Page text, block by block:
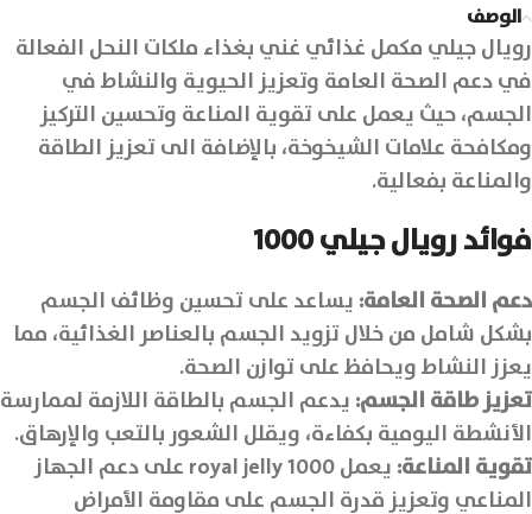
الوصف
رويال جيلي مكمل غذائي غني بغذاء ملكات النحل الفعالة
في دعم الصحة العامة وتعزيز الحيوية والنشاط في
الجسم، حيث يعمل على تقوية المناعة وتحسين التركيز
ومكافحة علامات الشيخوخة، بالإضافة الى تعزيز الطاقة
والمناعة بفعالية.
فوائد رويال جيلي 1000
دعم الصحة العامة: يساعد على تحسين وظائف الجسم
بشكل شامل من خلال تزويد الجسم بالعناصر الغذائية، مما
يعزز النشاط ويحافظ على توازن الصحة.
تعزيز طاقة الجسم: يدعم الجسم بالطاقة اللازمة لممارسة
الأنشطة اليومية بكفاءة، ويقلل الشعور بالتعب والإرهاق.
تقوية المناعة:
يعمل royal jelly 1000 على دعم الجهاز
المناعي وتعزيز قدرة الجسم على مقاومة الأمراض